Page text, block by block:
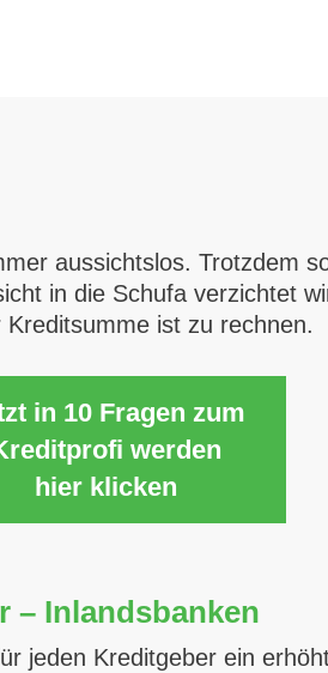
aussichtslos. Trotzdem
in die Schufa verzichtet
ist zu rechnen.
in 10 Fragen zum
werden
hier klicken
– Inlandsbanken
jeden Kreditgeber ein